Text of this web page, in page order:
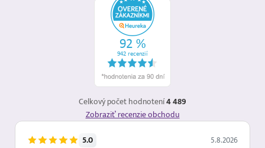
Celkový počet hodnotení4 489
Zobraziť recenzie obchodu
5.0 5.8.2026